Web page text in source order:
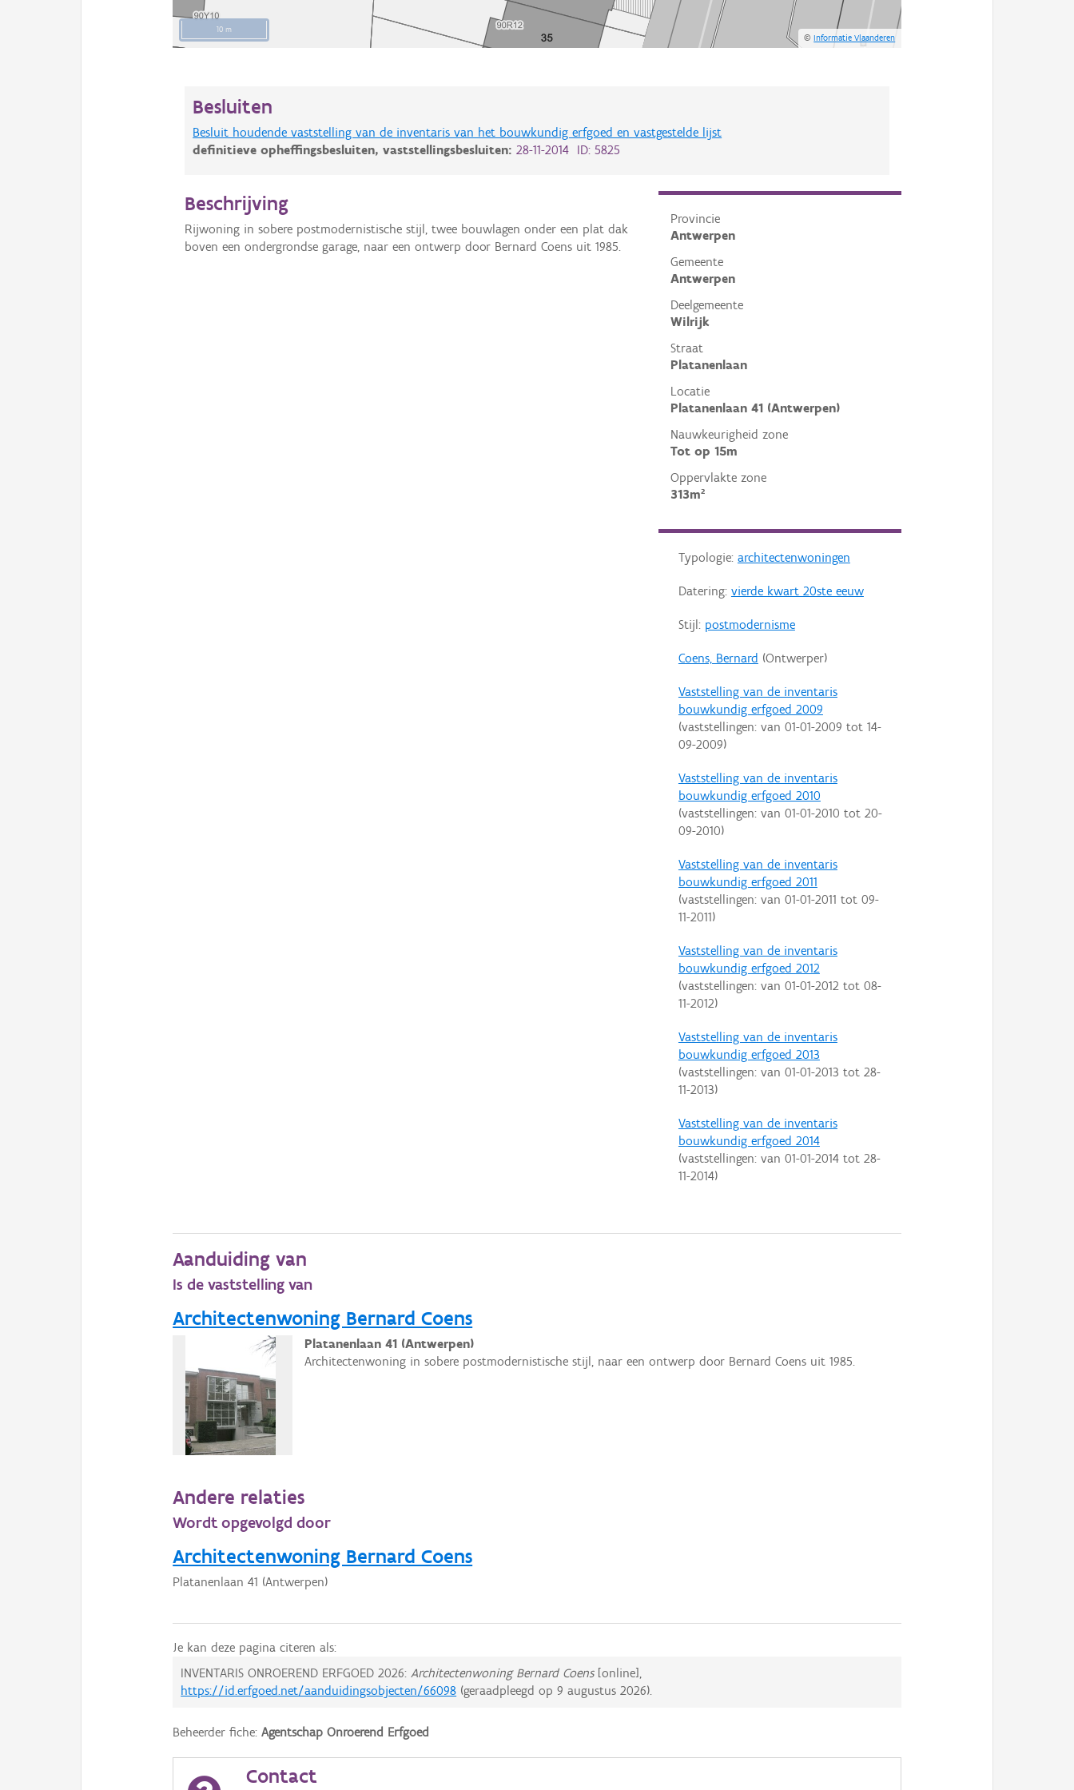
10 m
©Informatie Vlaanderen
Besluiten
Besluit houdende vaststelling van de inventaris van het bouwkundig erfgoed en vastgestelde lijst
definitieve opheffingsbesluiten,vaststellingsbesluiten:28-11-2014 ID: 5825
Provincie
Antwerpen
Gemeente
Antwerpen
Deelgemeente
Wilrijk
Straat
Platanenlaan
Locatie
Platanenlaan 41 (Antwerpen)
Nauwkeurigheid zone
Tot op 15m
Oppervlakte zone
313m²
Typologie: architectenwoningen
Datering: vierde kwart 20ste eeuw
Stijl: postmodernisme
Coens, Bernard (Ontwerper)
Vaststelling van de inventaris
bouwkundig erfgoed 2009
(vaststellingen: van 01-01-2009 tot 14-
09-2009)
Vaststelling van de inventaris
bouwkundig erfgoed 2010
(vaststellingen: van 01-01-2010 tot 20-
09-2010)
Vaststelling van de inventaris
bouwkundig erfgoed 2011
(vaststellingen: van 01-01-2011 tot 09-
11-2011)
Vaststelling van de inventaris
bouwkundig erfgoed 2012
(vaststellingen: van 01-01-2012tot 08-
11-2012)
Vaststelling van de inventaris
bouwkundig erfgoed 2013
(vaststellingen: van 01-01-2013 tot 28-
11-2013)
Vaststelling van de inventaris
bouwkundig erfgoed 2014
(vaststellingen: van 01-01-2014tot 28-
11-2014)
Beschrijving
Rijwoning in sobere postmodernistische stijl, twee bouwlagen onder een plat dak
boven een ondergrondse garage, naar een ontwerp door Bernard Coens uit 1985.
Aanduiding van
Is de vaststelling van
Architectenwoning Bernard Coens
Platanenlaan 41 (Antwerpen)
Architectenwoning in sobere postmodernistische stijl, naar een ontwerp door Bernard Coens uit 1985.
Andere relaties
Wordt opgevolgd door
Architectenwoning Bernard Coens
Platanenlaan 41 (Antwerpen)
Je kan deze pagina citeren als:
INVENTARIS ONROEREND ERFGOED 2026:Architectenwoning Bernard Coens[online],
https://id.erfgoed.net/aanduidingsobjecten/66098 (geraadpleegd op9 augustus 2026).
Beheerder fiche:Agentschap Onroerend Erfgoed
Contact